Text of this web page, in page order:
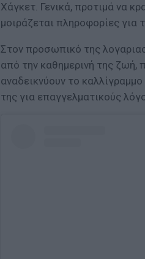
Χάγκετ. Γενικά, προτιμά να
μοιράζεται πληροφορίες
Στον προσωπικό της
από την καθημερινή της
αναδεικνύουν το
της για επαγγελματικούς